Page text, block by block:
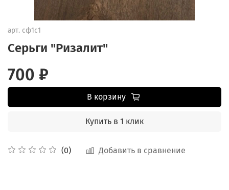
арт. сф1с1
Серьги "Ризалит"
(0) Добавить в сравнение
700 ₽
В корзину
Купить в 1 клик